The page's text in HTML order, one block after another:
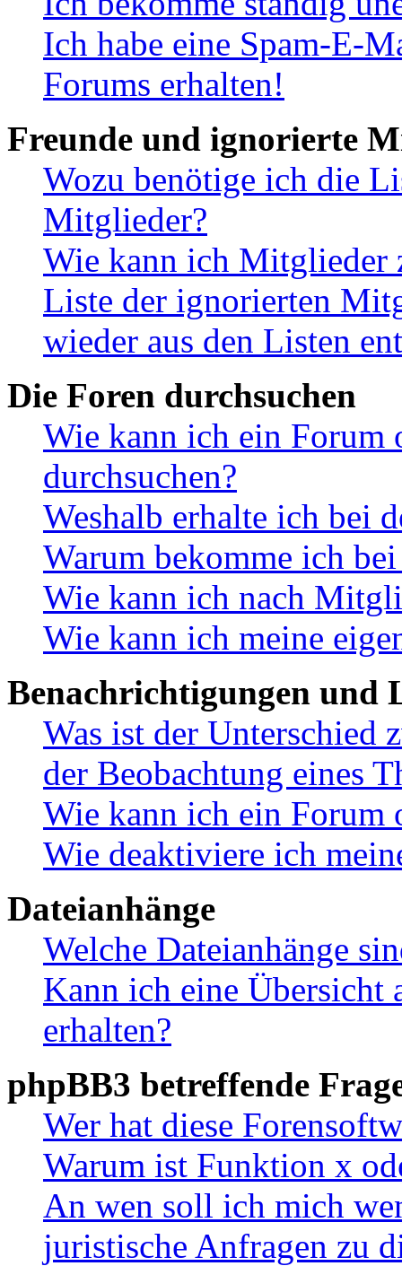
Ich habe eine Spam-E-
Forums erhalten!
Freunde und ignorierte
Wozu benötige ich die
Mitglieder?
Wie kann ich Mitglieder
Liste der ignorierten
wieder aus den Listen
Die Foren durchsuchen
Wie kann ich ein Forum
durchsuchen?
Weshalb erhalte ich bei
Warum bekomme ich
Wie kann ich nach
Wie kann ich meine
Benachrichtigungen und
Was ist der Unterschied
der Beobachtung eines
Wie kann ich ein Forum
Wie deaktiviere ich
Dateianhänge
Welche Dateianhänge
Kann ich eine Übersicht
erhalten?
phpBB3 betreffende
Wer hat diese
Warum ist Funktion x
An wen soll ich mich
juristische Anfragen zu